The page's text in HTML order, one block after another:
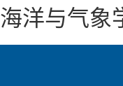
海洋与气象